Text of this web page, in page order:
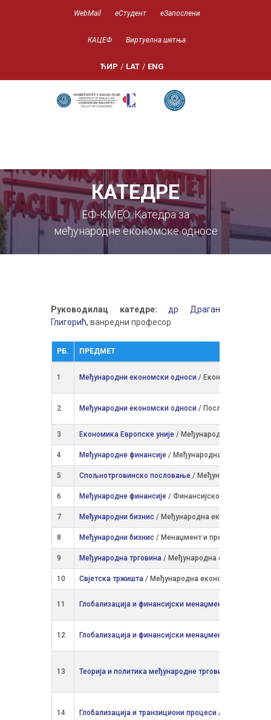
WebMail еСтудент еЗапослени
КАЦЕФ Виртуелна шетња
ЋИР / LAT / ENG
КАТЕДРЕ
ЕФ-КМЕО: Катедра за
међународне економске односе
Руководилац катедре:
др Драган
Глигорић, ванредни професор
РБ. ПРЕДМЕТ
1 Међународни економски односи / Економија и
2 Међународни економски односи / Пословна
3 Економика Европске уније / Међународна економија
4 Међународне финансије / Међународна економија
5 Спољнотрговинско пословање / Међународна
6 Међународне финансије / Финансијско управљање,
7 Међународни бизнис / Међународна економија
8 Међународни бизнис / Менаџмент и предузетништво
9 Међунaрoдна трговина / Међународна економија
10 Свјетска тржишта / Међународна економија
11 Глобализација и финансијски менаџмент
12 Глобализација и финансијски менаџмент
13 Теорија и политика међународне трговине
14 Глобализација и транзициони процеси /